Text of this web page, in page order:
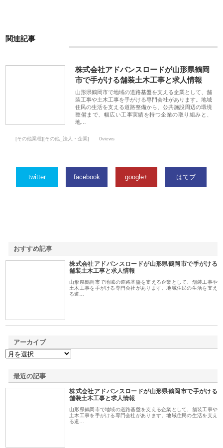
関連記事
株式会社アドバンスロードが山形県鶴岡
市で手がける舗装土木工事と求人情報
山形県鶴岡市で地域の道路基盤を支える企業として、舗
装工事や土木工事を手がける専門会社があります。地域
住民の生活を支える道路整備から、公共施設周辺の環境
整備まで、幅広い工事実績を持つ企業の取り組みと、
地…
[その他業種][その他_法人・企業] 0views
twitter facebook google+ はてブ
おすすめ記事
株式会社アドバンスロードが山形県鶴岡市で手がける
舗装土木工事と求人情報
山形県鶴岡市で地域の道路基盤を支える企業として、舗装工事や
土木工事を手がける専門会社があります。地域住民の生活を支え
る道…
アーカイブ
最近の記事
株式会社アドバンスロードが山形県鶴岡市で手がける
舗装土木工事と求人情報
山形県鶴岡市で地域の道路基盤を支える企業として、舗装工事や
土木工事を手がける専門会社があります。地域住民の生活を支え
る道…